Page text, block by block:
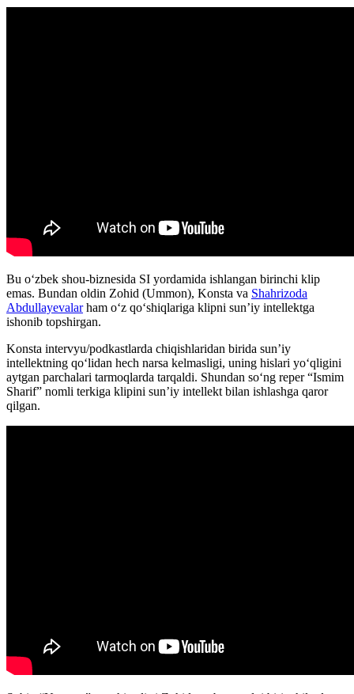
Bu oʻzbek shou-biznesida SI yordamida ishlangan birinchi klip
emas. Bundan oldin Zohid (Ummon), Konsta va Shahrizoda
Abdullayevalarham oʻz qoʻshiqlariga klipni sun’iy intellektga
ishonib topshirgan.
Konsta intervyu/podkastlarda chiqishlaridan birida sun’iy
intellektning qoʻlidan hech narsa kelmasligi, uning hislari yoʻqligini
aytgan parchalari tarmoqlarda tarqaldi. Shundan soʻng reper “Ismim
Sharif” nomli terkiga klipini sun’iy intellekt bilan ishlashga qaror
qilgan.